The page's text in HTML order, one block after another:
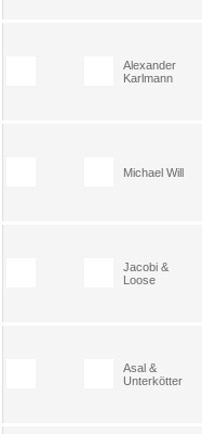
Alexander
Karlmann
Michael Will
Jacobi &
Loose
Asal &
Unterkötter